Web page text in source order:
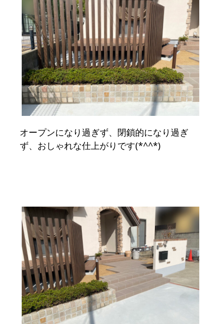
オープンになり過ぎず、閉鎖的になり過ぎ
ず、おしゃれな仕上がりです(*^^*)